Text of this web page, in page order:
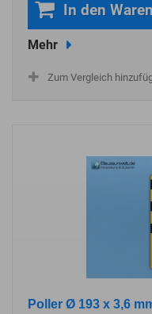
In den
Mehr
Zum Vergleich
Poller Ø 193 x 3,6